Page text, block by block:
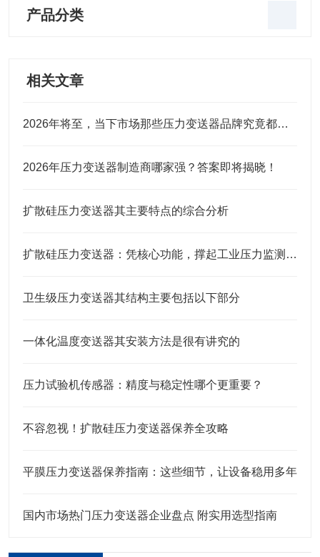
产品分类
相关文章
2026年将至，当下市场那些压力变送器品牌究竟都有谁？
2026年压力变送器制造商哪家强？答案即将揭晓！
扩散硅压力变送器其主要特点的综合分析
扩散硅压力变送器：凭核心功能，撑起工业压力监测的“硬底气”
卫生级压力变送器其结构主要包括以下部分
一体化温度变送器其安装方法是很有讲究的
压力试验机传感器：精度与稳定性哪个更重要？
不容忽视！扩散硅压力变送器保养全攻略
平膜压力变送器保养指南：这些细节，让设备稳用多年
国内市场热门压力变送器企业盘点 附实用选型指南